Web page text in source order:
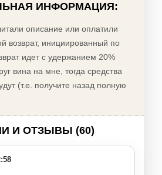
ИНФОРМАЦИЯ:
описание или оплатили
возврат, инициированный по
идет с удержанием 20%
вина на мне, тогда средства
(т.е. получите назад полную
И ОТЗЫВЫ (60)